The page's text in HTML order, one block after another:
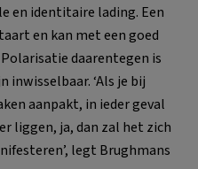
en identitaire lading. Een
en kan met een goed
daarentegen is
‘Als je bij
aanpakt, in ieder geval
liggen, ja, dan zal het zich
legt Brughmans